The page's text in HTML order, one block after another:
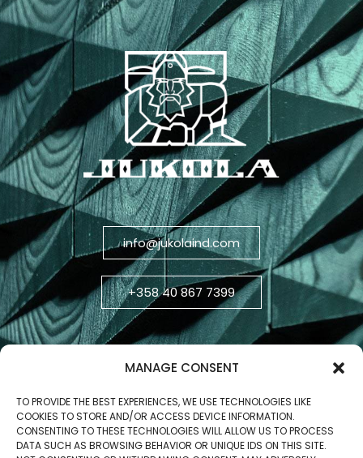
MANAGE CONSENT
TO PROVIDE THE BEST EXPERIENCES, WE USE TECHNOLOGIES LIKE
COOKIES TO STORE AND/OR ACCESS DEVICE INFORMATION.
CONSENTING TO THESE TECHNOLOGIES WILL ALLOW US TO PROCESS
DATA SUCH AS BROWSING BEHAVIOR OR UNIQUE IDS ON THIS SITE.
info@jukolaind.com
+358 40 867 7399